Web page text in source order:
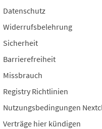
Datenschutz
Widerrufsbelehrung
Sicherheit
Barrierefreiheit
Missbrauch
Registry Richtlinien
Nutzungsbedingungen
Verträge hier kündigen